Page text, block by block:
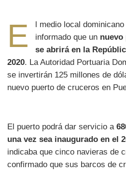
E l medio local dominicano
informado que un nuevo
se abrirá en la
2020. La Autoridad Portuaria
se invertirán 125 millones de
nuevo puerto de cruceros en
El puerto podrá dar servicio a
una vez sea inaugurado en el
indicaba que cinco navieras de
confirmado que sus barcos de